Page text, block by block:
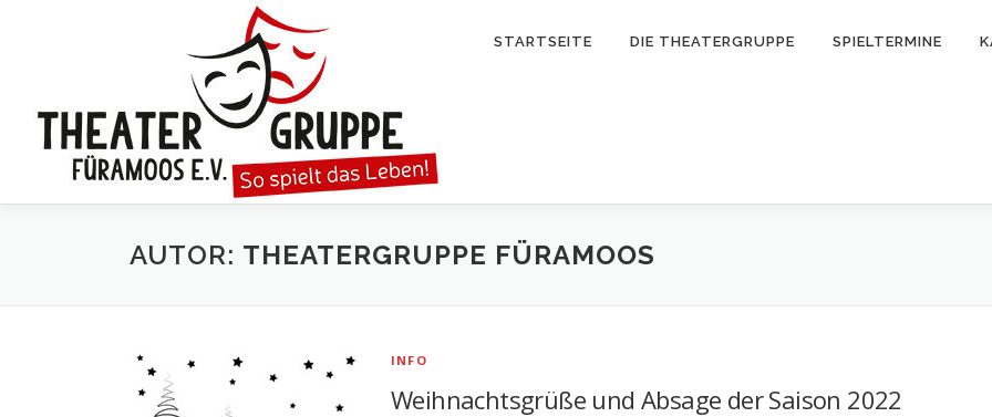
STARTSEITE DIE THEATERGRUPPE SPIELTERMINE
AUTOR: THEATERGRUPPE FÜRAMOOS
INFO
Weihnachtsgrüße und Absage der Saison 2022